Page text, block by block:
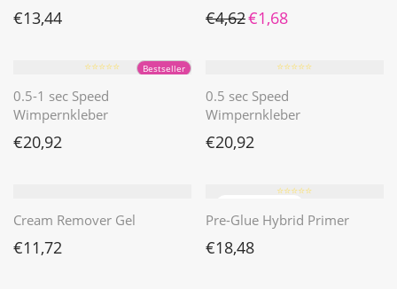
€13,44 €4,62 Ursprünglicher Preis war:
€1,68
Bestseller
⭐️⭐️⭐️⭐️⭐️
0.5-1 sec Speed
Wimpernkleber
€20,92
⭐️⭐️⭐️⭐️⭐️
0.5 sec Speed
Wimpernkleber
€20,92
Cream Remover Gel
€11,72
⭐️⭐️⭐️⭐️⭐️
Pre-Glue Hybrid Primer
€18,48